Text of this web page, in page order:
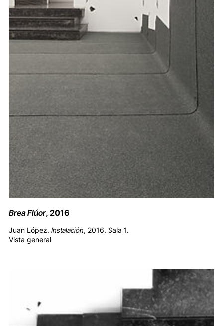
Brea Flúor, 2016
Juan López. Instalación, 2016. Sala 1.
Vista general